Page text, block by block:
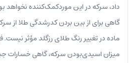
داد، سرکه در این موردکمک‌کننده نخواهد
گاهی برای از بین بردن کدرشدگی طلا از
ماده در تغییر رنگ طلای رزگلد مؤثر نیست.
میزان اسیدی‌بودن سرکه، گاهی خسارات